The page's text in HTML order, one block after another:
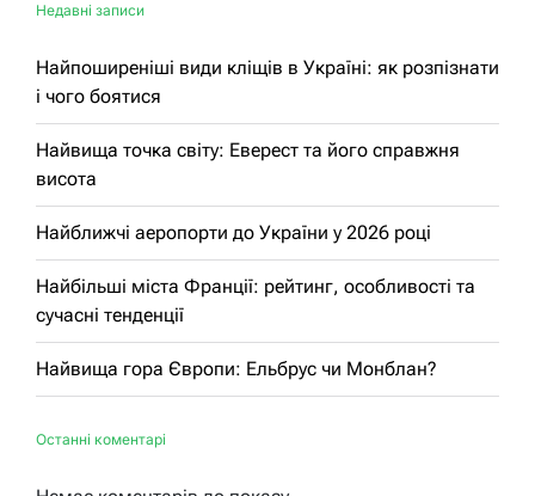
Недавні записи
Найпоширеніші види кліщів в Україні: як розпізнати
і чого боятися
Найвища точка світу: Еверест та його справжня
висота
Найближчі аеропорти до України у 2026 році
Найбільші міста Франції: рейтинг, особливості та
сучасні тенденції
Найвища гора Європи: Ельбрус чи Монблан?
Останні коментарі